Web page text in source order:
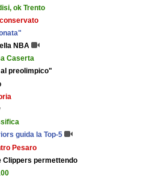
ok Trento
NBA
Caserta
preolimpico"
guida la Top-5
Pesaro
Clippers permettendo